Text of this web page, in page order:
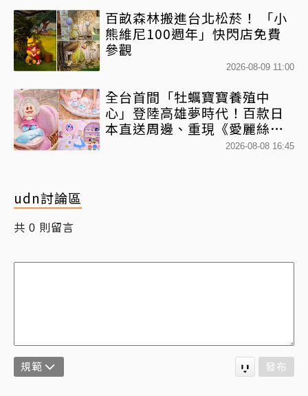
百畝森林搬進台北松菸！ 「小
熊維尼100週年」快閃店免費
參觀
2026-08-09 11:00
全台首間「牡蠣寶寶養殖中
心」登陸高雄夢時代！百款日
本直送周邊、重現《愛麗絲夢
2026-08-08 16:45
udn討論區
共 0 則留言
規範 發布